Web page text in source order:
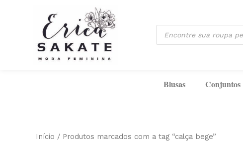
Pesquisar
produtos
Blusas Conjuntos
Início / Produtos marcados com a tag “calça bege”
recente